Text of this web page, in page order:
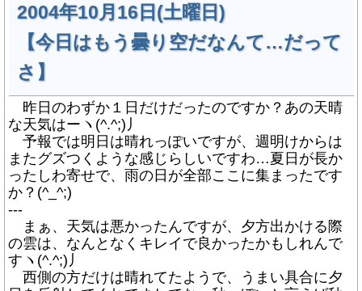
2004年10月16日(土曜日)
【今日はもう曇り空だなんて…だって
さ】
昨日のわずか１日だけだったのですか？あの天晴
な天気はーヽ(^.^;)丿
予報では明日は晴れっぽいですが、週明けからは
またグズつくような感じらしいですわ…夏日が長か
ったしわ寄せで、雨の日が全部ここに集まったです
か？(^_^;)
---
まぁ、天気は悪かったんですが、夕方出かける際
の雲は、なんとなくキレイで良かったかもしれんで
すヽ(^.^;)丿
西側の方だけは晴れてたようで、うまい具合に夕